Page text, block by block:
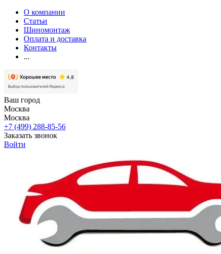
О компании
Статьи
Шиномонтаж
Оплата и доставка
Контакты
...
Ваш город
Москва
Москва
+7 (499) 288-85-56
Заказать звонок
Войти